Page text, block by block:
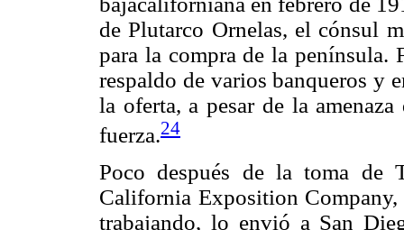
de Plutarco Ornelas, el cónsul
para la compra de la península.
respaldo de varios banqueros y
la oferta, a pesar de la
fuerza.24
Poco después de la toma de
California Exposition Company,
trabajando, lo envió a San